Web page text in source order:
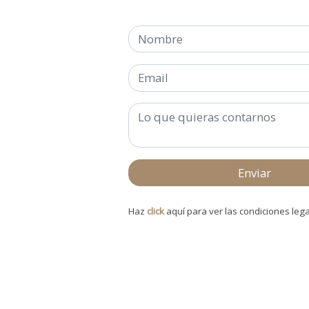
Enviar
Haz clickaquí para ver las condiciones